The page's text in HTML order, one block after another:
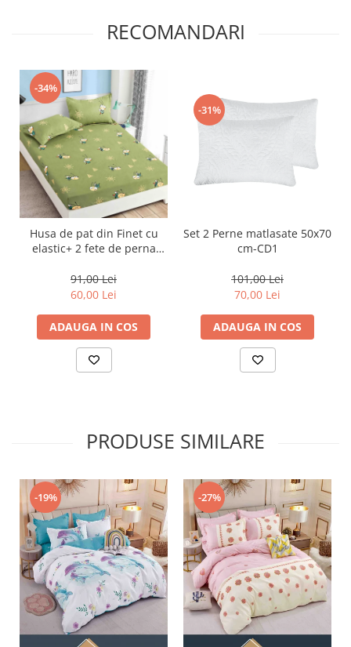
RECOMANDARI
-34%
Husa de pat din Finet cu
elastic+ 2 fete de perna
91,00 Lei
60,00 Lei
ADAUGA IN COS
-31%
Set 2 Perne matlasate 50x70
cm-CD1
101,00 Lei
70,00 Lei
ADAUGA IN COS
PRODUSE SIMILARE
-19% -27%